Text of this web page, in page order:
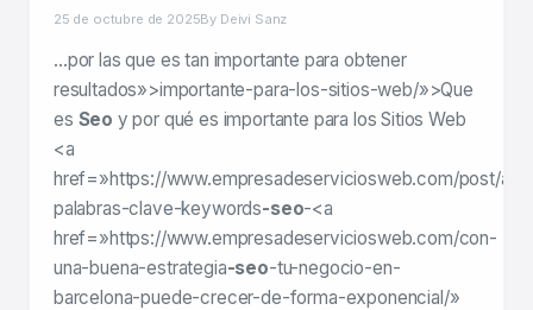
25 de octubre de 2025By Deivi Sanz
…por las que es tan importante para obtener
resultados»>importante-para-los-sitios-web/»>Que
es Seo y por qué es importante para los Sitios Web
<a
href=»https://www.empresadeserviciosweb.com/post/
palabras-clave-keywords-seo-<a
href=»https://www.empresadeserviciosweb.com/con-
una-buena-estrategia-seo-tu-negocio-en-
barcelona-puede-crecer-de-forma-exponencial/»